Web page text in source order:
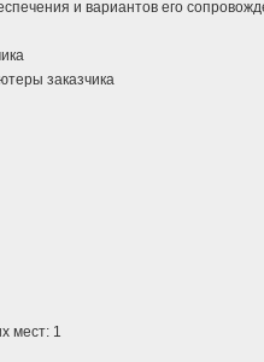
и вариантов его
заказчика
мест: 1